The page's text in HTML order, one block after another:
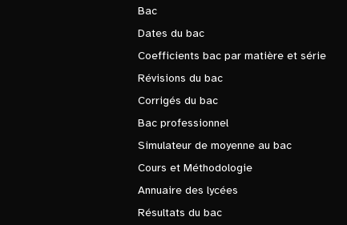
Bac
Dates du bac
Coefficients bac par matière et série
Révisions du bac
Corrigés du bac
Bac professionnel
Simulateur de moyenne au bac
Cours et Méthodologie
Annuaire des lycées
Résultats du bac